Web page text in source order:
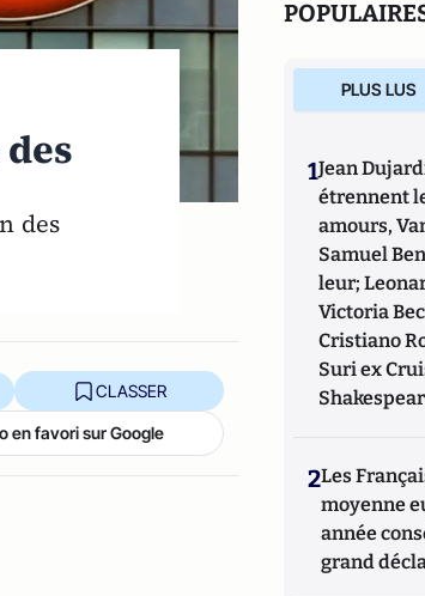
des
CLASSER
en favori sur Google
PLUS LUS
1Jean
étrennent
amours,
Samuel
leur;
Victoria
Cristiano
Suri ex
2Les
moyenne
année
grand